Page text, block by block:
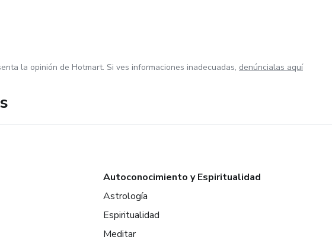
la opinión de Hotmart. Si ves informaciones inadecuadas, denúncialas aquí
Autoconocimiento y Espiritualidad
Astrología
Espiritualidad
Meditar